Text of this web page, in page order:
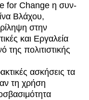
for Change η συν-
Βλάχου,
στην
και Εργαλεία
της πολιτιστικής
ασκήσεις τα
τη χρήση